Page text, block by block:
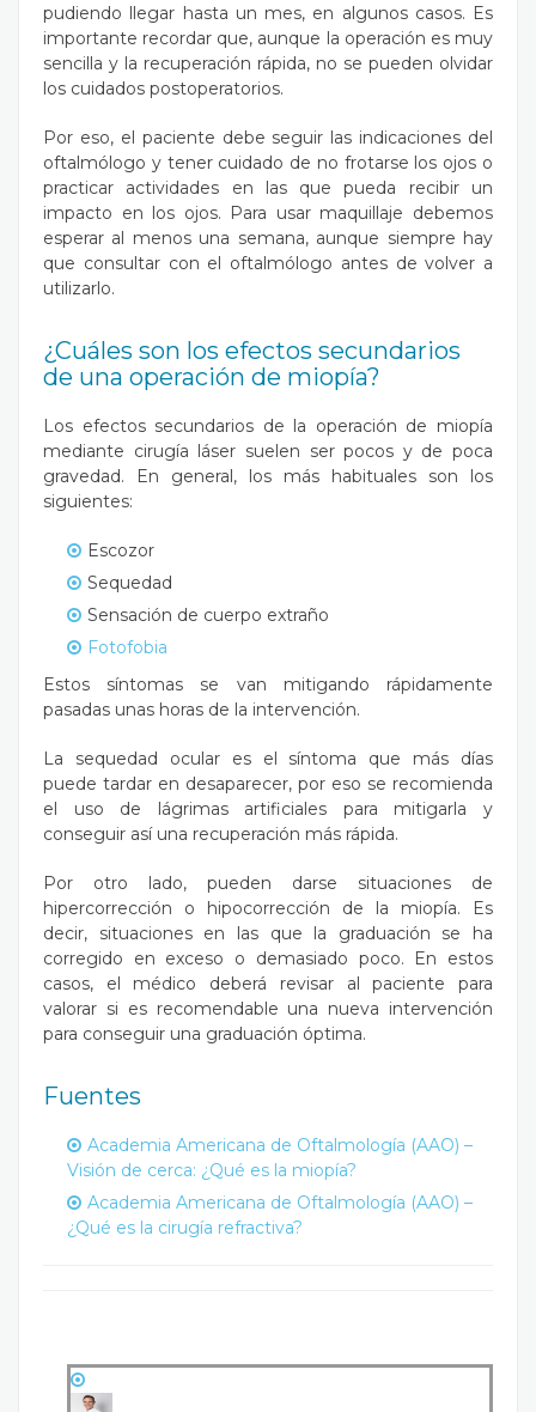
pudiendo llegar hasta un mes, en algunos casos. Es
importante recordar que, aunque la operación es muy
sencilla y la recuperación rápida, no se pueden olvidar
los cuidados postoperatorios.
Por eso, el paciente debe seguir las indicaciones del
oftalmólogo y tener cuidado de no frotarse los ojos o
practicar actividades en las que pueda recibir un
impacto en los ojos. Para usar maquillaje debemos
esperar al menos una semana, aunque siempre hay
que consultar con el oftalmólogo antes de volver a
utilizarlo.
¿Cuáles son los efectos secundarios
de una operación de miopía?
Los efectos secundarios de la operación de miopía
mediante cirugía láser suelen ser pocos y de poca
gravedad. En general, los más habituales son los
siguientes:
Escozor
Sequedad
Sensación de cuerpo extraño
Fotofobia
Estos síntomas se van mitigando rápidamente
pasadas unas horas de la intervención.
La sequedad ocular es el síntoma que más días
puede tardar en desaparecer, por eso se recomienda
el uso de lágrimas artificiales para mitigarla y
conseguir así una recuperación más rápida.
Por otro lado, pueden darse situaciones de
hipercorrección o hipocorrección de la miopía. Es
decir, situaciones en las que la graduación se ha
corregido en exceso o demasiado poco. En estos
casos, el médico deberá revisar al paciente para
valorar si es recomendable una nueva intervención
para conseguir una graduación óptima.
Fuentes
Academia Americana de Oftalmología (AAO) –
Visión de cerca: ¿Qué es la miopía?
Academia Americana de Oftalmología (AAO) –
¿Qué es la cirugía refractiva?